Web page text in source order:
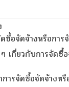
ซื้อจัดจ้างหรือการ
เกี่ยวกับการจัดซื้
ารจัดซื้อจัดจ้างห